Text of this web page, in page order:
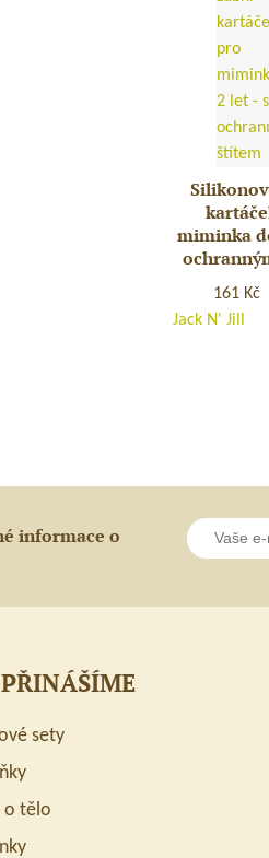
Silikonový
zubní
kartáček
pro
miminka
do
miminka
161 Kč
Jack N' Jill
informace o
sety
o tělo